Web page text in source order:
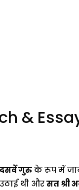
&
गुरुके रूप में
थी औरसत श्री